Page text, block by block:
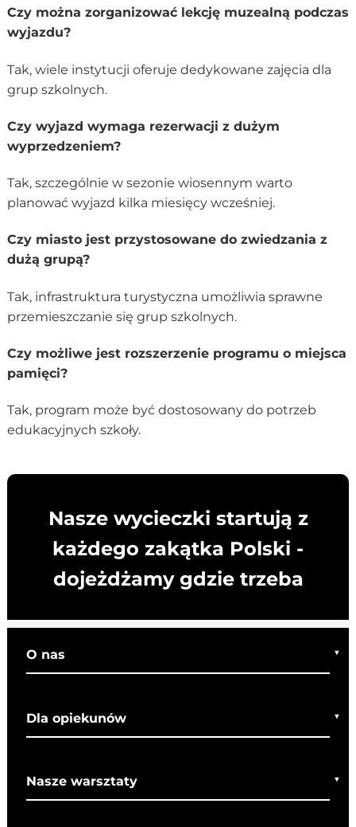
Czy można zorganizować lekcję muzealną podczas
wyjazdu?
Tak, wiele instytucji oferuje dedykowane zajęcia dla
grup szkolnych.
Czy wyjazd wymaga rezerwacji z dużym
wyprzedzeniem?
Tak, szczególnie w sezonie wiosennym warto
planować wyjazd kilka miesięcy wcześniej.
Czy miasto jest przystosowane do zwiedzania z
dużą grupą?
Tak, infrastruktura turystyczna umożliwia sprawne
przemieszczanie się grup szkolnych.
Czy możliwe jest rozszerzenie programu o miejsca
pamięci?
Tak, program może być dostosowany do potrzeb
edukacyjnych szkoły.
Nasze wycieczki startują z
każdego zakątka Polski -
dojeżdżamy gdzie trzeba
O nas
Co o nas mówią
Dla opiekunów
Bezpieczeństwo
Nasze warsztaty